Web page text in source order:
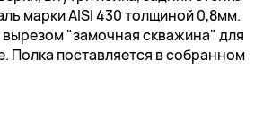
марки AISI 430 толщиной 0,8мм.
вырезом "замочная скважина" для
Полка поставляется в собранном